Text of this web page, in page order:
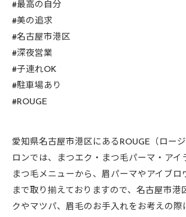
#最高の自分
#美の追求
#名古屋市港区
#深夜営業
#子連れOK
#駐車場あり
#ROUGE
愛知県名古屋市港区にあるROUGE（ロー
ロンでは、まつエク・まつ毛パーマ・アイ
まつ毛メニューから、眉パーマやアイブロ
まで取り揃えておりますので、名古屋市港
クやマツパ、眉毛のお手入れをお考えの際